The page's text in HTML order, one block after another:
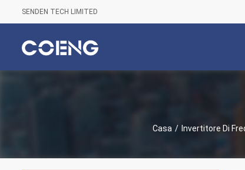
SENDEN TECH LIMITED
Casa / Invertitore Di